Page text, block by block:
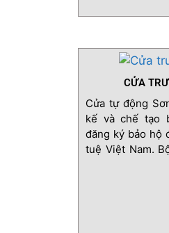
CỬA
Cửa tự động
kế và chế tạo
đăng ký bảo hộ
tuệ Việt Nam.